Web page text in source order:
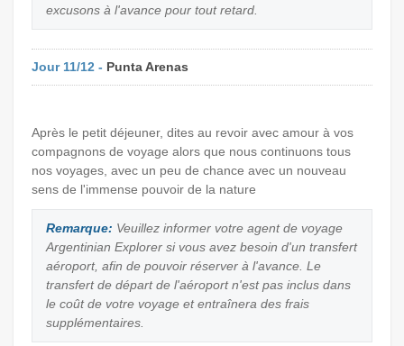
excusons à l'avance pour tout retard.
Jour 11/12 - Punta Arenas
Après le petit déjeuner, dites au revoir avec amour à vos
compagnons de voyage alors que nous continuons tous
nos voyages, avec un peu de chance avec un nouveau
sens de l'immense pouvoir de la nature
Remarque: Veuillez informer votre agent de voyage
Argentinian Explorer si vous avez besoin d'un transfert
aéroport, afin de pouvoir réserver à l'avance. Le
transfert de départ de l'aéroport n'est pas inclus dans
le coût de votre voyage et entraînera des frais
supplémentaires.